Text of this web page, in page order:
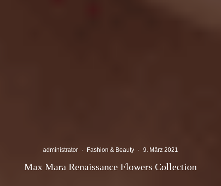
administrator · Fashion & Beauty · 9. März 2021
Max Mara Renaissance Flowers Collection